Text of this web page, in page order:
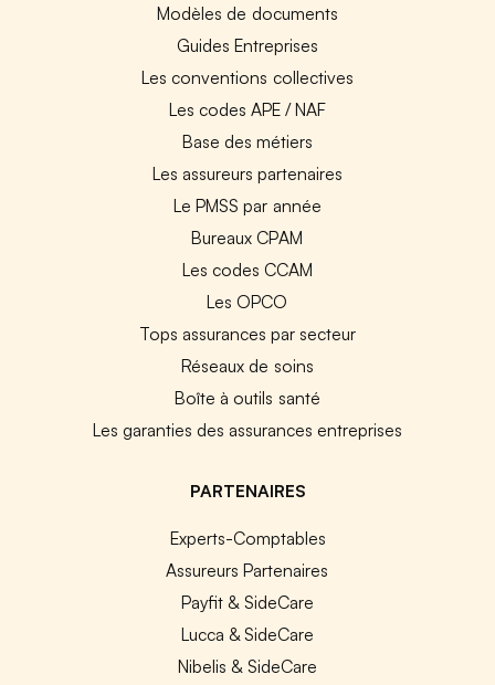
Modèles de documents
Guides Entreprises
Les conventions collectives
Les codes APE / NAF
Base des métiers
Les assureurs partenaires
Le PMSS par année
Bureaux CPAM
Les codes CCAM
Les OPCO
Tops assurances par secteur
Réseaux de soins
Boîte à outils santé
Les garanties des assurances entreprises
PARTENAIRES
Experts-Comptables
Assureurs Partenaires
Payfit & SideCare
Lucca & SideCare
Nibelis & SideCare